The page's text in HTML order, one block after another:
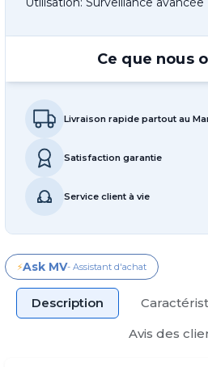
Ce que nous
Livraison rapide partout au
Satisfaction garantie
Service client à vie
⚡Ask MV- Assistant d'achat
Description
Avis des